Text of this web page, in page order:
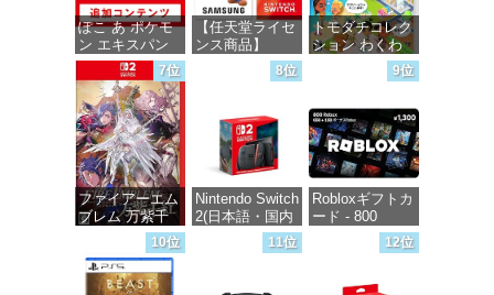
ぽこ あ ポケモ
ン エキスパン
ションパス|オン
ラインコード版
価格：¥4,400
【任天堂ライセ
ンス商品】
256GB for
Nintendo Switch
2(サムスン マイ
クロSDエクス
プレスカード
256GB)
【Amazon.co.jp
Nintendo S
トモダチコレク
ション わくわ
く生活 -Switch
7位
ファイアーエム
ブレム 万紫千
紅 -Switch2
価格：¥8,979
8位
Nintendo Switch
2(日本語・国内
9位
Robloxギフトカ
ード - 800
Robux 【限定バ
ーチャルアイテ
【オンラインゲ
10位 11位 12位